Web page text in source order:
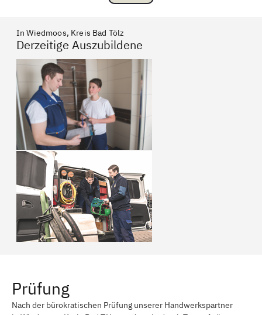
In Wiedmoos, Kreis Bad Tölz
Derzeitige Auszubildene
Prüfung
Nach der bürokratischen Prüfung unserer Handwerkspartner